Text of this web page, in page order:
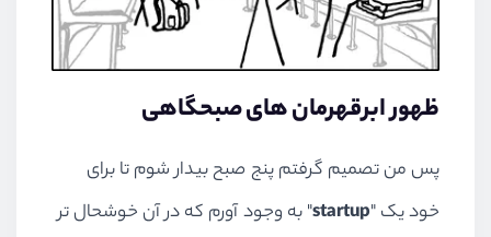
ظهور ابرقهرمان های صبحگاهی
پس من تصمیم گرفتم پنج صبح بیدار شوم تا برای
خود یک "startup" به وجود آورم که در آن خوشحال تر